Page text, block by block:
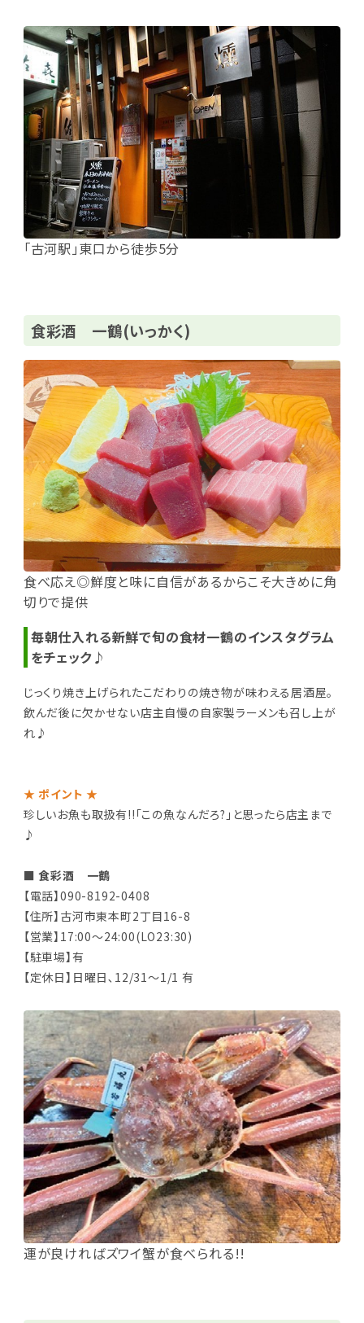
「古河駅」東口から徒歩5分
食彩酒 一鶴(いっかく)
食べ応え◎鮮度と味に自信があるからこそ大きめに角
切りで提供
毎朝仕入れる新鮮で旬の食材一鶴のインスタグラム
をチェック♪
じっくり焼き上げられたこだわりの焼き物が味わえる居酒屋｡
飲んだ後に欠かせない店主自慢の自家製ラーメンも召し上が
れ♪
★ ポイント ★
珍しいお魚も取扱有!!｢この魚なんだろ?｣と思ったら店主まで
♪
■ 食彩酒 一鶴
【電話】090-8192-0408
【住所】古河市東本町2丁目16-8
【営業】17:00～24:00(LO23:30)
【駐車場】有
【定休日】日曜日､12/31～1/1 有
運が良ければズワイ蟹が食べられる!!